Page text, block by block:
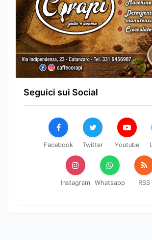
Seguici sui Social
Facebook Twitter Youtube
Instagram Whatsapp RSS